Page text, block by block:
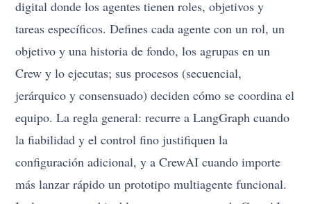
digital donde los agentes tienen roles, objetivos y
tareas específicos. Defines cada agente con un rol, un
objetivo y una historia de fondo, los agrupas en un
Crew y lo ejecutas; sus procesos (secuencial,
jerárquico y consensuado) deciden cómo se coordina el
equipo. La regla general: recurre a LangGraph cuando
la fiabilidad y el control fino justifiquen la
configuración adicional, y a CrewAI cuando importe
más lanzar rápido un prototipo multiagente funcional.